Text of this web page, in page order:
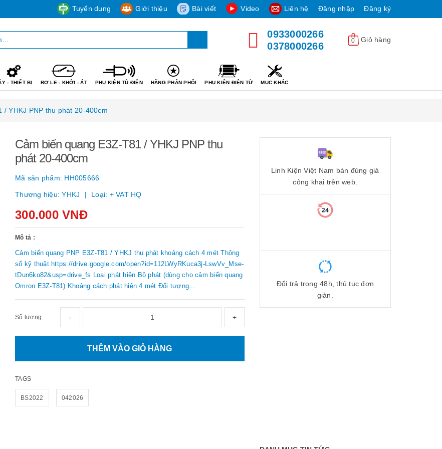
Tuyển dụng Giới thiệu Bài viết Video Liên hệ Đăng nhập Đăng ký
0933000266
0378000266
0 Giỏ hàng
- THIẾT BỊ RƠ LE - KHỞI - ÁT PHỤ KIỆN TỦ ĐIỆN HÃNG PHÂN PHỐI PHỤ KIỆN ĐIỆN TỬ MỤC KHÁC
/ YHKJ PNP thu phát 20-400cm
Cảm biến quang E3Z-T81 / YHKJ PNP thu
phát 20-400cm
Mã sản phẩm: HH005666
Thương hiệu:YHKJ Loại: + VAT HQ
300.000 VNĐ
Mô tả :
Cảm biến quang PNP E3Z-T81 / YHKJ thu phát khoảng cách 4 mét Thông
số kỹ thuật https://drive.google.com/open?id=112LWyRKuca3j-LswVv_Mse-
tDun6ko82&usp=drive_fs Loại phát hiện Bộ phát (dùng cho cảm biến quang
Omron E3Z-T81) Khoảng cách phát hiện 4 mét Đối tượng...
Số lượng - +
THÊM VÀO GIỎ HÀNG
TAGS
BS2022 042026
Linh Kiện Việt Nam bán đúng giá
công khai trên web.
Đổi trả trong 48h, thủ tục đơn
giản.